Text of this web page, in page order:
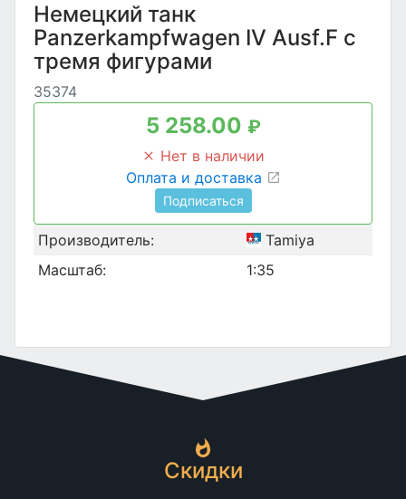
Немецкий танк
Panzerkampfwagen IV Ausf.F с
тремя фигурами
35374
5 258.00 ₽
Нет в наличии
Оплата и доставка
Подписаться
Производитель:
Tamiya
Масштаб:
1:35
Скидки